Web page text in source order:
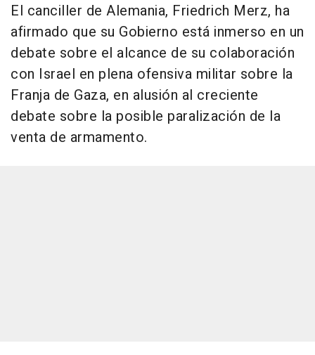
El canciller de Alemania, Friedrich Merz, ha
afirmado que su Gobierno está inmerso en un
debate sobre el alcance de su colaboración
con Israel en plena ofensiva militar sobre la
Franja de Gaza, en alusión al creciente
debate sobre la posible paralización de la
venta de armamento.